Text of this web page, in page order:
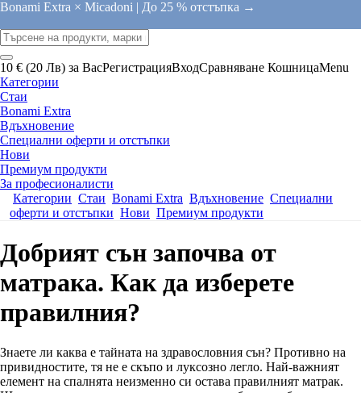
Bonami Extra × Micadoni | До 25 % отстъпка →
10 € (20 Лв) за ВасРегистрацияВходСравняване КошницаMenu
Категории
Стаи
Bonami Extra
Вдъхновение
Специални оферти и отстъпки
Нови
Премиум продукти
За професионалисти
Категории Стаи Bonami Extra Вдъхновение Специални
оферти и отстъпки Нови Премиум продукти
Добрият сън започва от
матрака. Как да изберете
правилния?
Знаете ли каква е тайната на здравословния сън? Противно на
привидностите, тя не е скъпо и луксозно легло. Най-важният
елемент на спалнята неизменно си остава правилният матрак.